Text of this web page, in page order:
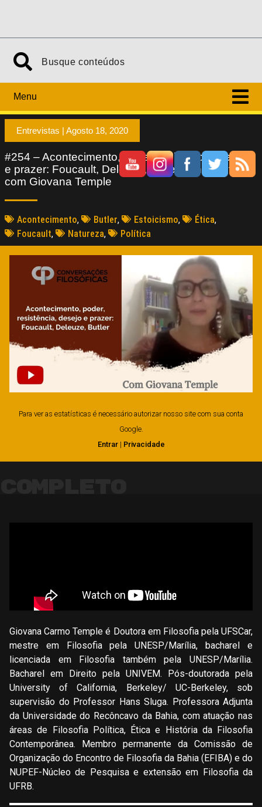
Menu
Entrevistas | Agosto 18, 2020
#254 – Acontecimento, poder, resistência, desejo
e prazer: Foucault, Deleuze, Butler | Entrevista
com Giovana Temple
Acontecimento, Butler, Estoicismo, Ética,
Foucault, Natureza, Política
Para ver as estatísticas é necessário autorizar nosso site com sua conta
Google.
Entrar| Privacidade
Giovana Carmo Temple é Doutora em Filosofia pela UFSCar,
mestre em Filosofia pela UNESP/Marília, bacharel e
licenciada em Filosofia também pela UNESP/Marília.
Bacharel em Direito pela UNIVEM. Pós-doutorada pela
University of California, Berkeley/ UC-Berkeley, sob
supervisão do Professor Hans Sluga. Professora Adjunta
da Universidade do Recôncavo da Bahia, com atuação nas
áreas de Filosofia Política, Ética e História da Filosofia
Contemporânea. Membro permanente da Comissão de
Organização do Encontro de Filosofia da Bahia (EFIBA) e do
NUPEF-Núcleo de Pesquisa e extensão em Filosofia da
UFRB.